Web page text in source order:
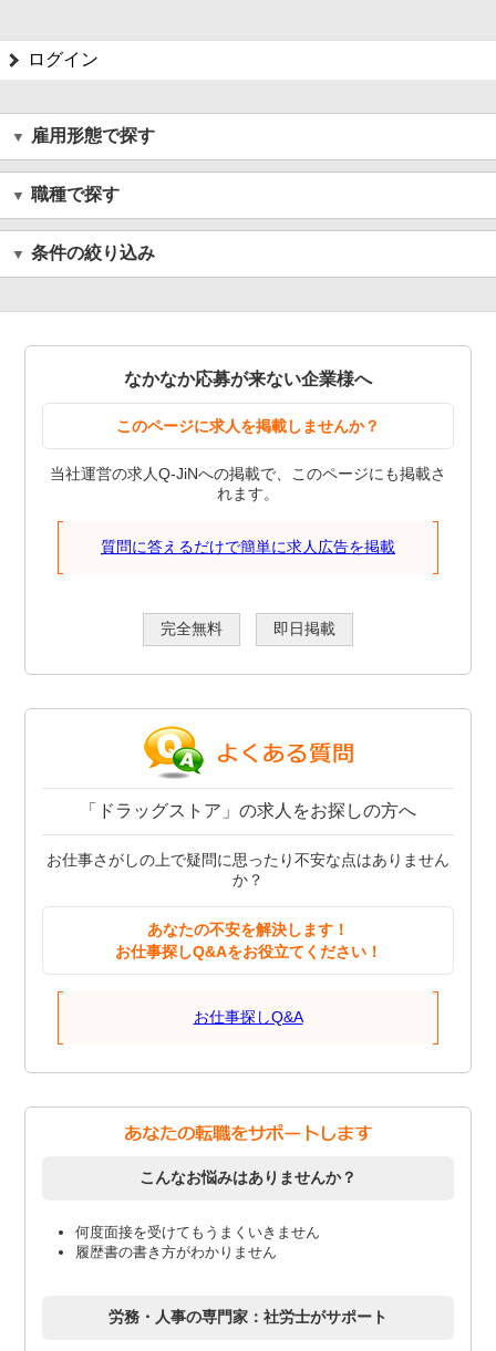
ログイン
雇用形態で探す
職種で探す
条件の絞り込み
なかなか応募が来ない企業様へ
このページに求人を掲載しませんか？
当社運営の求人Q-JiNへの掲載で、このページにも掲載さ
れます。
質問に答えるだけで簡単に求人広告を掲載
完全無料 即日掲載
「ドラッグストア」の求人をお探しの方へ
お仕事さがしの上で疑問に思ったり不安な点はありません
か？
あなたの不安を解決します！
お仕事探しQ&Aをお役立てください！
お仕事探しQ&A
こんなお悩みはありませんか？
何度面接を受けてもうまくいきません
履歴書の書き方がわかりません
労務・人事の専門家：社労士がサポート